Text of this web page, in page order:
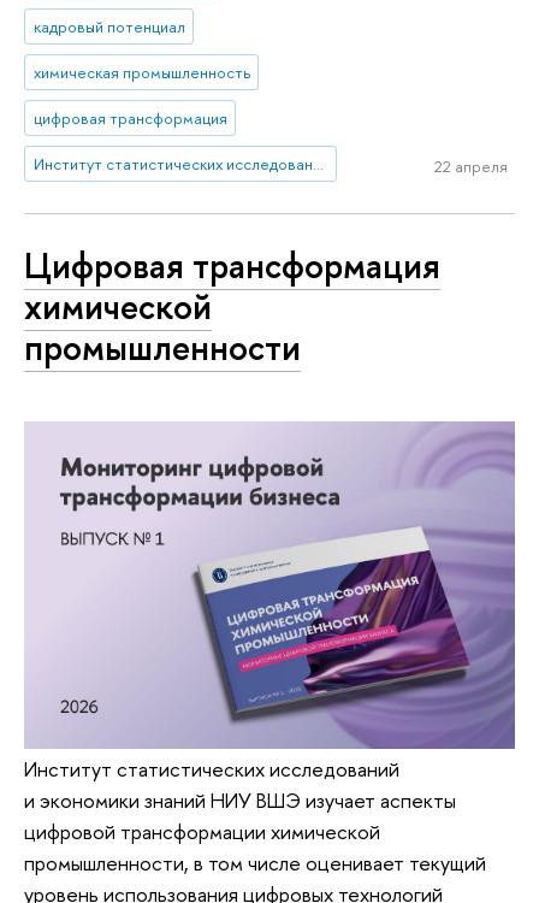
кадровый потенциал
химическая промышленность
цифровая трансформация
Институт статистических исследований и экономики знаний 22 апреля
Цифровая трансформация
химической
промышленности
Институт статистических исследований
и экономики знаний НИУ ВШЭ изучает аспекты
цифровой трансформации химической
промышленности, в том числе оценивает текущий
уровень использования цифровых технологий